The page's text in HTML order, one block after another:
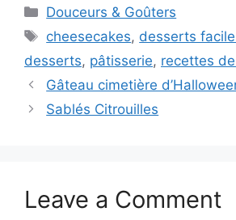
Categories
Douceurs & Goûters
Tags
cheesecakes, desserts
desserts, pâtisserie, recettes
Gâteau cimetière
Sablés Citrouilles
Leave a Comment